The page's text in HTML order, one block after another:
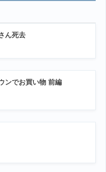
ん死去
ンでお買い物 前編